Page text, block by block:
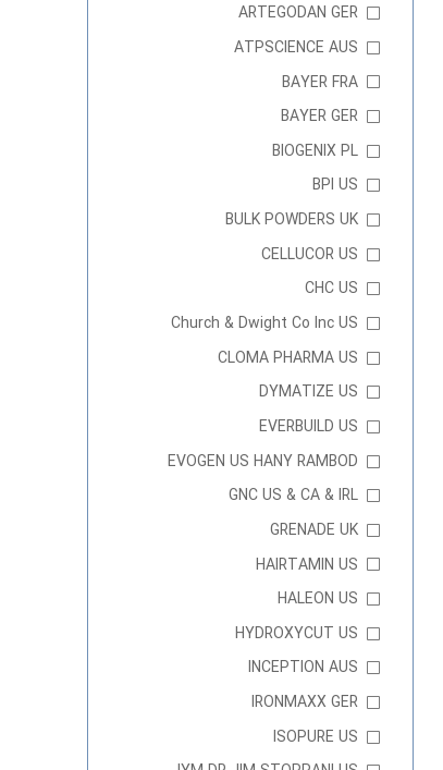
ARTEGODAN GER
ATPSCIENCE AUS
BAYER FRA
BAYER GER
BIOGENIX PL
BPI US
BULK POWDERS UK
CELLUCOR US
CHC US
Church & Dwight Co Inc US
CLOMA PHARMA US
DYMATIZE US
EVERBUILD US
EVOGEN US HANY RAMBOD
GNC US & CA & IRL
GRENADE UK
HAIRTAMIN US
HALEON US
HYDROXYCUT US
INCEPTION AUS
IRONMAXX GER
ISOPURE US